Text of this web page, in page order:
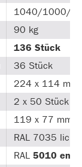
1040/1000/
90 kg
136 Stück
36 Stück
224 x 114 mm
2 x 50 Stück
119 x 77 mm
RAL 7035
RAL 5010